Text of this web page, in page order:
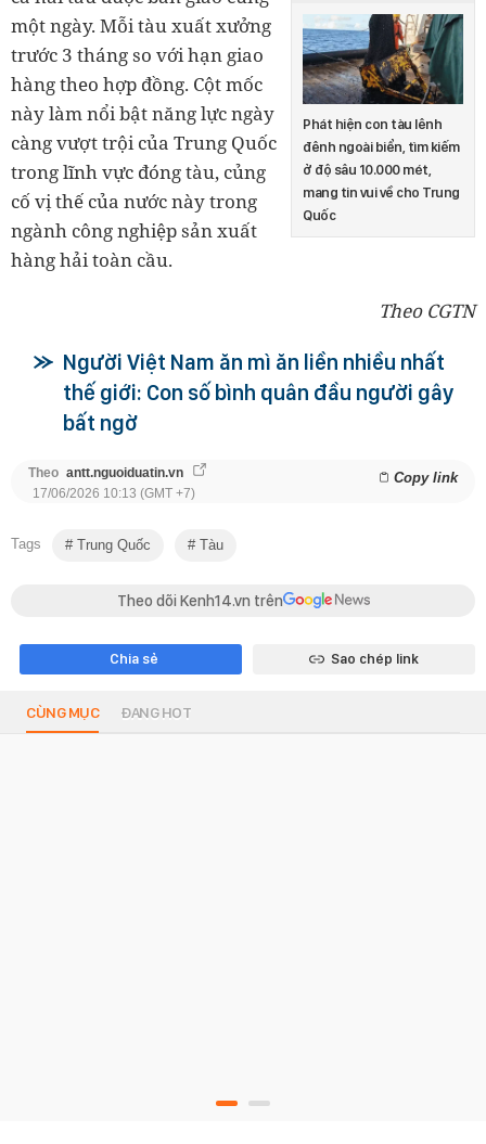
Phát hiện con tàu lênh
đênh ngoài biển, tìm kiếm
ở độ sâu 10.000 mét,
mang tin vui về cho Trung
Quốc
một ngày. Mỗi tàu xuất xưởng
trước 3 tháng so với hạn giao
hàng theo hợp đồng. Cột mốc
này làm nổi bật năng lực ngày
càng vượt trội của Trung Quốc
trong lĩnh vực đóng tàu, củng
cố vị thế của nước này trong
ngành công nghiệp sản xuất
hàng hải toàn cầu.
Theo CGTN
Người Việt Nam ăn mì ăn liền nhiều nhất
thế giới: Con số bình quân đầu người gây
bất ngờ
Theo antt.nguoiduatin.vn Copy link
17/06/2026 10:13 (GMT +7)
Tags Trung Quốc Tàu
Theo dõi Kenh14.vn trên
Chia sẻ Sao chép link
CÙNG MỤC ĐANG HOT